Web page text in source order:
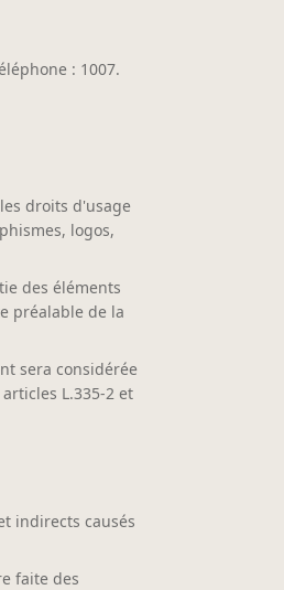
: 1007.
droits d'usage
logos,
des éléments
préalable de la
sera considérée
L.335-2 et
indirects causés
faite des